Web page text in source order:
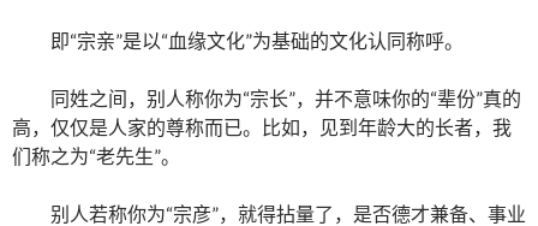
即“宗亲”是以“血缘文化”为基础的文化认同称呼。
同姓之间，别人称你为“宗长”，并不意味你的“辈份”真的
高，仅仅是人家的尊称而已。比如，见到年龄大的长者，我
们称之为“老先生”。
别人若称你为“宗彦”，就得拈量了，是否德才兼备、事业